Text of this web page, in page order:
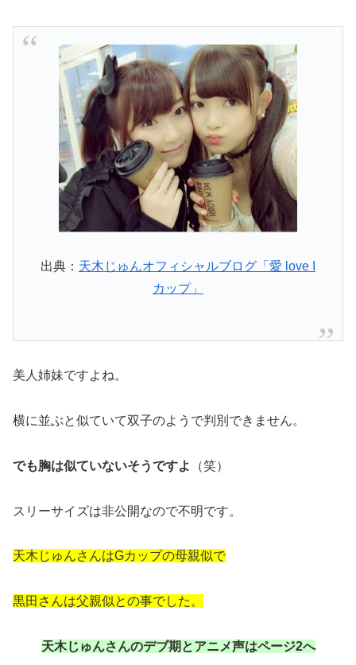
出典： 天木じゅんオフィシャルブログ「愛 love I
カップ」
美人姉妹ですよね。
横に並ぶと似ていて双子のようで判別できません。
でも胸は似ていないそうですよ （笑）
スリーサイズは非公開なので不明です。
天木じゅんさんはGカップの母親似で
黒田さんは父親似との事でした。
天木じゅんさんのデブ期とアニメ声はページ2へ